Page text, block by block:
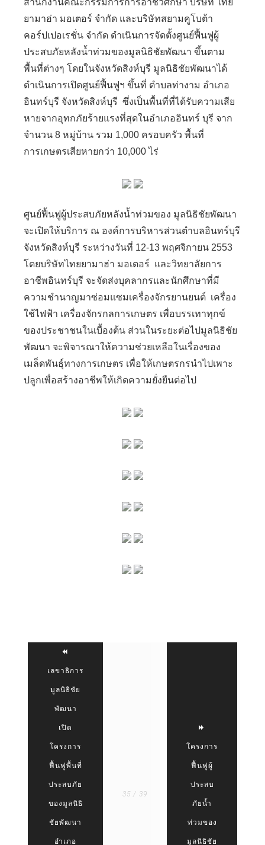
สำนักงานคณะกรรมการการอาชีวศึกษา บริษัท ไทย
ยามาฮ่า มอเตอร์ จำกัด และบริษัทสยามคูโบต้า
คอร์ปเปอเรชั่น จำกัด ดำเนินการจัดตั้งศูนย์ฟื้นฟูผู้
ประสบภัยหลังน้ำท่วมของมูลนิธิชัยพัฒนา ขึ้นตาม
พื้นที่ต่างๆ โดยในจังหวัดสิงห์บุรี มูลนิธิชัยพัฒนาได้
ดำเนินการเปิดศูนย์ฟื้นฟูฯ ขึ้นที่ ตำบลท่างาม อำเภอ
อินทร์บุรี จังหวัดสิงห์บุรี ซึ่งเป็นพื้นที่ที่ได้รับความเสีย
หายจากอุทกภัยร้ายแรงที่สุดในอำเภออินทร์ บุรี จาก
จำนวน 8 หมู่บ้าน รวม 1,000 ครอบครัว พื้นที่
การเกษตรเสียหายกว่า 10,000 ไร่
ศูนย์ฟื้นฟูผู้ประสบภัยหลังน้ำท่วมของ มูลนิธิชัยพัฒนา
จะเปิดให้บริการ ณ องค์การบริหารส่วนตำบลอินทร์บุรี
จังหวัดสิงห์บุรี ระหว่างวันที่ 12-13 พฤศจิกายน 2553
โดยบริษัทไทยยามาฮ่า มอเตอร์ และวิทยาลัยการ
อาชีพอินทร์บุรี จะจัดส่งบุคลากรและนักศึกษาที่มี
ความชำนาญมาซ่อมแซมเครื่องจักรยานยนต์ เครื่อง
ใช้ไฟฟ้า เครื่องจักรกลการเกษตร เพื่อบรรเทาทุกข์
ของประชาชนในเบื้องต้น ส่วนในระยะต่อไปมูลนิธิชัย
พัฒนา จะพิจารณาให้ความช่วยเหลือในเรื่องของ
เมล็ดพันธุ์ทางการเกษตร เพื่อให้เกษตรกรนำไปเพาะ
ปลูกเพื่อสร้างอาชีพให้เกิดความยั่งยืนต่อไป
เลขาธิการ
มูลนิธิชัย
พัฒนา
เปิด
โครงการ
ฟื้นฟูพื้นที่
ประสบภัย
ของมูลนิธิ
ชัยพัฒนา
อำเภอ
35 / 39
โครงการ
ฟื้นฟูผู้
ประสบ
ภัยน้ำ
ท่วมของ
มูลนิธิชัย